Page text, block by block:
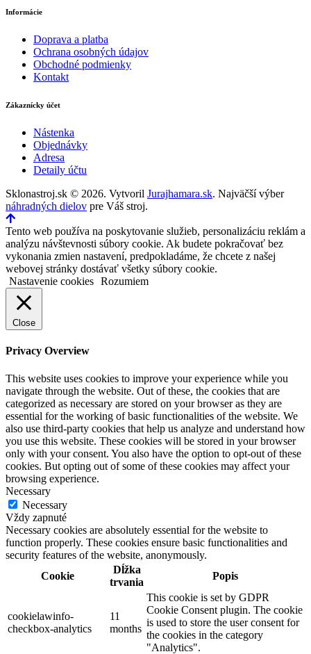
Informácie
Doprava a platba
Ochrana osobných údajov
Obchodné podmienky
Kontakt
Zákaznícky účet
Nástenka
Objednávky
Adresa
Detaily účtu
Sklonastroj.sk © 2026. Vytvoril Jurajhamara.sk. Najväčší výber
náhradných dielov pre Váš stroj.
Tento web používa na poskytovanie služieb, personalizáciu reklám a
analýzu návštevnosti súbory cookie. Ak budete pokračovať bez
vykonania zmien nastavení, predpokladáme, že chcete z našej
webovej stránky dostávať všetky súbory cookie.
Nastavenie cookies Rozumiem
Close
Privacy Overview
This website uses cookies to improve your experience while you
navigate through the website. Out of these, the cookies that are
categorized as necessary are stored on your browser as they are
essential for the working of basic functionalities of the website. We
also use third-party cookies that help us analyze and understand how
you use this website. These cookies will be stored in your browser
only with your consent. You also have the option to opt-out of these
cookies. But opting out of some of these cookies may affect your
browsing experience.
Necessary
Necessary
Vždy zapnuté
Necessary cookies are absolutely essential for the website to
function properly. These cookies ensure basic functionalities and
security features of the website, anonymously.
Cookie
Dĺžka
trvania
Popis
cookielawinfo-
checkbox-analytics
11
months
This cookie is set by GDPR
Cookie Consent plugin. The cookie
is used to store the user consent for
the cookies in the category
"Analytics".